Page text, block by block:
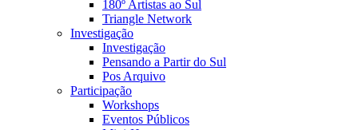
180º Artistas ao Sul
Triangle Network
Investigação
Investigação
Pensando a Partir do Sul
Pos Arquivo
Participação
Workshops
Eventos Públicos